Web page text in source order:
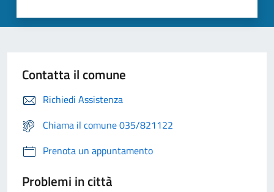
Contatta il comune
Richiedi Assistenza
Chiama il comune 035/821122
Prenota un appuntamento
Problemi in città